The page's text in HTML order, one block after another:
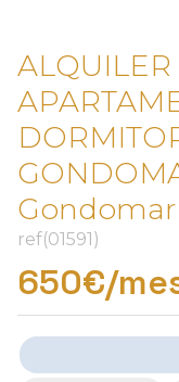
Gondomar
ref(01591)
650€/